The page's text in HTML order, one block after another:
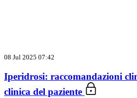
08 Jul 2025 07:42
Iperidrosi: raccomandazioni
clinica del paziente